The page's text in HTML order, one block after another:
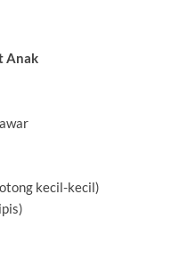
Anak
kecil-kecil)